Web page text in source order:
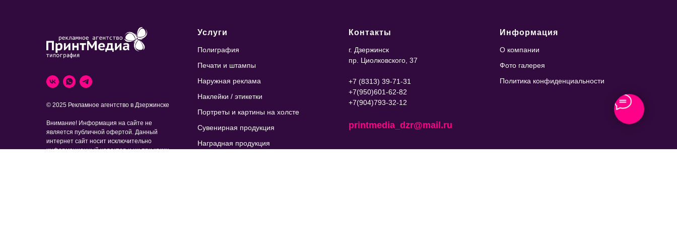
© 2025 Рекламное агентство в Дзержинске
Внимание! Информация на сайте не
является публичной офертой. Данный
интернет сайт носит исключительно
информационный характер и ни при каких
Услуги
Полиграфия
Печати и штампы
Наружная реклама
Наклейки / этикетки
Портреты и картины на холсте
Сувенирная продукция
Наградная продукция
Контакты
г. Дзержинск
пр. Циолковского, 37
+7 (8313) 39-71-31
+7(950)601-62-82
+7(904)793-32-12
printmedia_dzr@mail.ru
Информация
О компании
Фото галерея
Политика конфиденциальности